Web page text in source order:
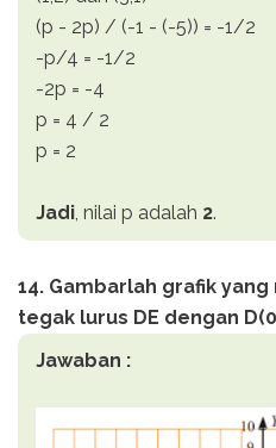
(p - 2p) / (-1 - (-5)) = -1/2
-p/4 = -1/2
-2p = -4
p = 4 / 2
p = 2
Jadi, nilai p adalah 2.
14. Gambarlah grafik
tegak lurus DE dengan
Jawaban :